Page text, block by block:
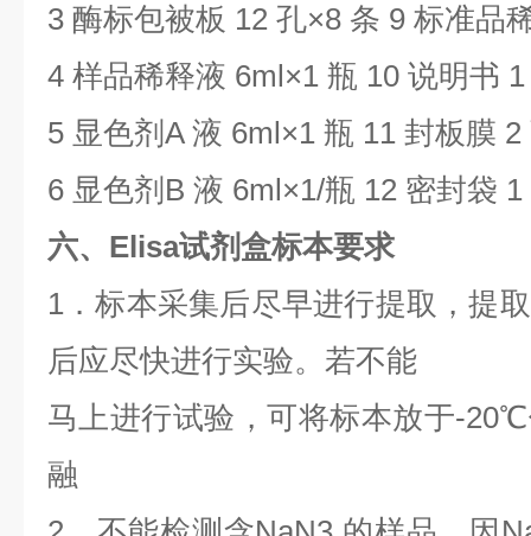
3 酶标包被板 12 孔×8 条 9 标准品
4 样品稀释液 6ml×1 瓶 10 说明书
5 显色剂 A 液 6ml×1 瓶 11 封板膜 2
6 显色剂 B 液 6ml×1/瓶 12 密封袋 1
六、Elisa试剂盒标本要求
1 ．标本采集后尽早进行提取，提
后应尽快进行实验。若不能
马上进行试验，可将标本放于-20℃
融